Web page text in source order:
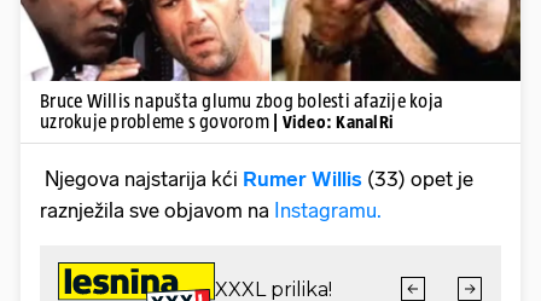
Bruce Willis napušta glumu zbog bolesti afazije koja
uzrokuje probleme s govorom
| Video: KanalRi
Njegova najstarija kći Rumer Willis (33) opet je
raznježila sve objavom na Instagramu.